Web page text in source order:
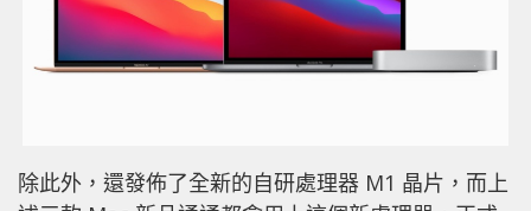
除此外，還發佈了全新的自研處理器 M1 晶片，而上